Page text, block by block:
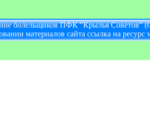
болельщиков ПФК "Крылья
материалов сайта ссылка на ресурс